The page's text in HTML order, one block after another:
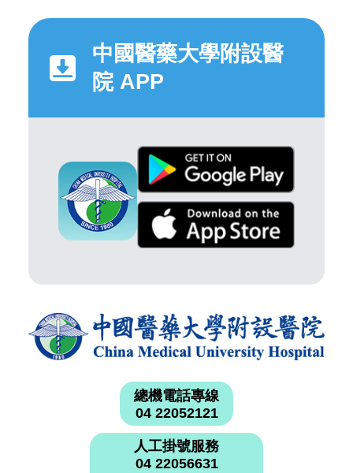
中國醫藥大學附設醫
院 APP
總機電話專線
04 22052121
人工掛號服務
04 22056631